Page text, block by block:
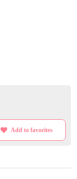
Add to favorites